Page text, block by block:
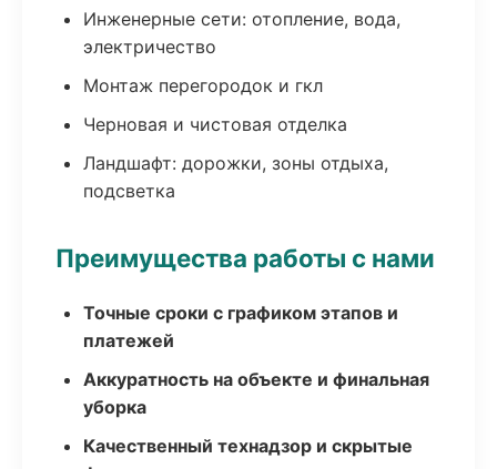
Инженерные сети: отопление, вода,
электричество
Монтаж перегородок и гкл
Черновая и чистовая отделка
Ландшафт: дорожки, зоны отдыха,
подсветка
Преимущества работы с нами
Точные сроки с графиком этапов и
платежей
Аккуратность на объекте и финальная
уборка
Качественный технадзор и скрытые